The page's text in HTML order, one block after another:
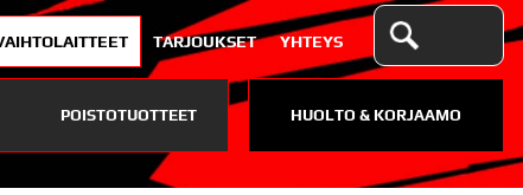
TARJOUKSET YHTEYS
POISTOTUOTTEET HUOLTO & KORJAAMO